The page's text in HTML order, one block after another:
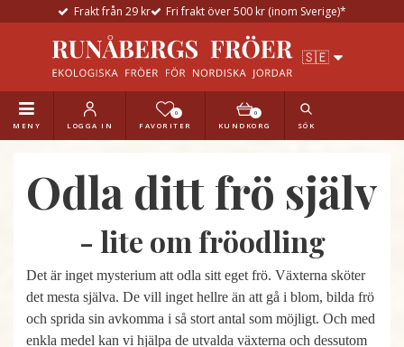
Frakt från 29 kr Fri frakt över 500 kr (inom Sverige)*
MENY LOGGA IN
0
FAVORITER
0
KUNDKORG SÖK
Odla ditt frö själv
- lite om fröodling
Det är inget mysterium att odla sitt eget frö. Växterna sköter
det mesta själva. De vill inget hellre än att gå i blom, bilda frö
och sprida sin avkomma i så stort antal som möjligt. Och med
enkla medel kan vi hjälpa de utvalda växterna och dessutom